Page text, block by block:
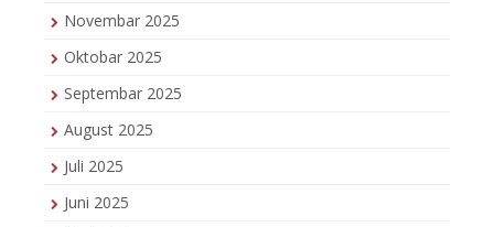
Novembar 2025
Oktobar 2025
Septembar 2025
August 2025
Juli 2025
Juni 2025